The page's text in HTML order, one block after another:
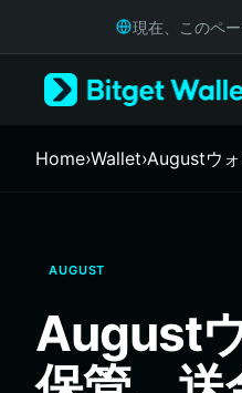
Русский
Italiano
繁體中文
Bahasa Indonesia
ภาษาไทย
現在、このペ
Home›Wallet›Augustウォ
AUGUST
August